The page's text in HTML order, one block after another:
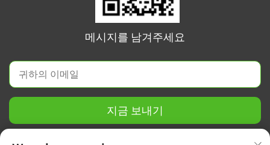
메시지를 남겨주세요
지금 보내기